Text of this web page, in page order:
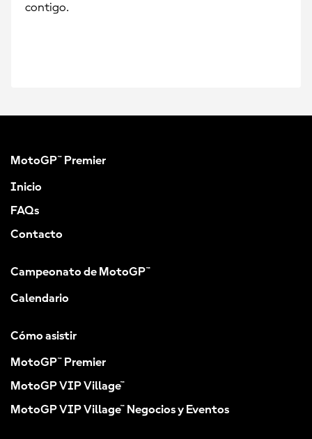
contigo.
MotoGP™ Premier
Inicio
FAQs
Contacto
Campeonato de MotoGP™
Calendario
Cómo asistir
MotoGP™ Premier
MotoGP VIP Village™
MotoGP VIP Village™ Negocios y Eventos